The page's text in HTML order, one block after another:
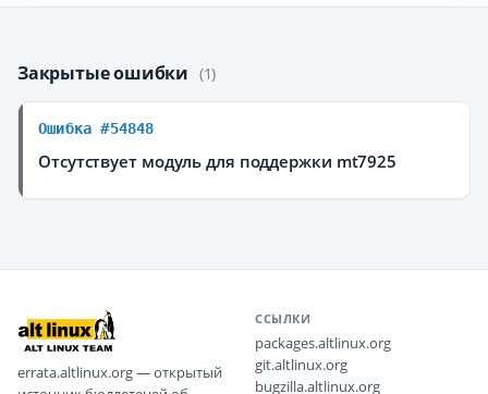
Закрытые ошибки (1)
Ошибка #54848
Отсутствует модуль для поддержки mt7925
errata.altlinux.org — открытый
ССЫЛКИ
packages.altlinux.org
git.altlinux.org
bugzilla.altlinux.org